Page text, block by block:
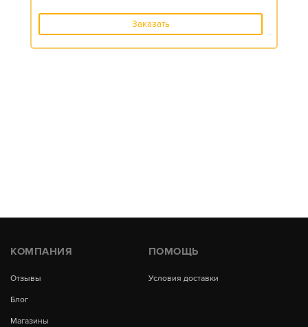
Заказать
КОМПАНИЯ
Отзывы
Блог
Магазины
ПОМОЩЬ
Условия доставки